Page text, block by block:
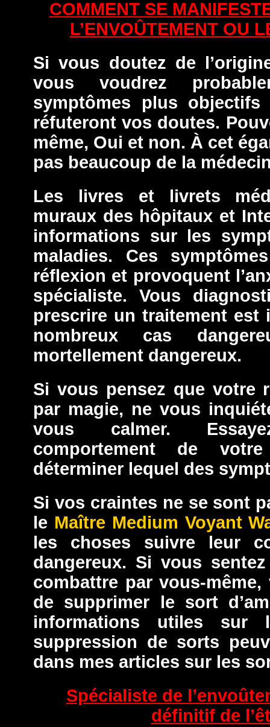
COMMENT SE
L’ENVOÛTEMENT OU
Si vous doutez de
vous voudrez
symptômes plus
réfuteront vos doutes.
même, Oui et non. À cet
pas beaucoup de la
Les livres et livrets
muraux des hôpitaux et
informations sur les
maladies. Ces
réflexion et provoquent
spécialiste. Vous
prescrire un traitement est
nombreux cas
mortellement dangereux.
Si vous pensez que votre
par magie, ne vous
vous calmer.
comportement de
déterminer lequel des
Si vos craintes ne se sont
le Maître Medium Voyant
les choses suivre leur
dangereux. Si vous
combattre par vous-
de supprimer le sort
informations utiles sur
suppression de sorts
dans mes articles sur les
Spécialiste de
définitif de